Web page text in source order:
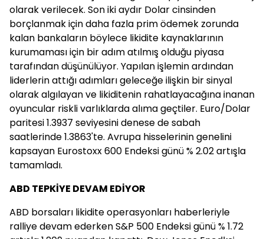
olarak verilecek. Son iki aydır Dolar cinsinden
borçlanmak için daha fazla prim ödemek zorunda
kalan bankaların böylece likidite kaynaklarının
kurumaması için bir adım atılmış olduğu piyasa
tarafından düşünülüyor. Yapılan işlemin ardından
liderlerin attığı adımları geleceğe ilişkin bir sinyal
olarak algılayan ve likiditenin rahatlayacağına inanan
oyuncular riskli varlıklarda alıma geçtiler. Euro/Dolar
paritesi 1.3937 seviyesini denese de sabah
saatlerinde 1.3863'te. Avrupa hisselerinin genelini
kapsayan Eurostoxx 600 Endeksi günü % 2.02 artışla
tamamladı.
ABD TEPKİYE DEVAM EDİYOR
ABD borsaları likidite operasyonları haberleriyle
ralliye devam ederken S&P 500 Endeksi günü % 1.72